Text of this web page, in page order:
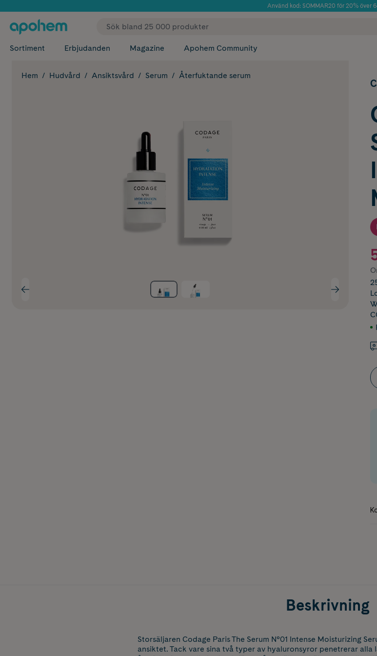
Använd kod: SOMMAR20 för 20% över
✓ Fri frakt
Sortiment Erbjudanden Magazine Apohem Community
Hem Hudvård Ansiktsvård Serum Återfuktande serum
Beskrivning
Storsäljaren Codage Paris The Serum N°01 Intense Moisturizing
ansiktet. Tack vare sina två typer av hyaluronsyror penetrerar